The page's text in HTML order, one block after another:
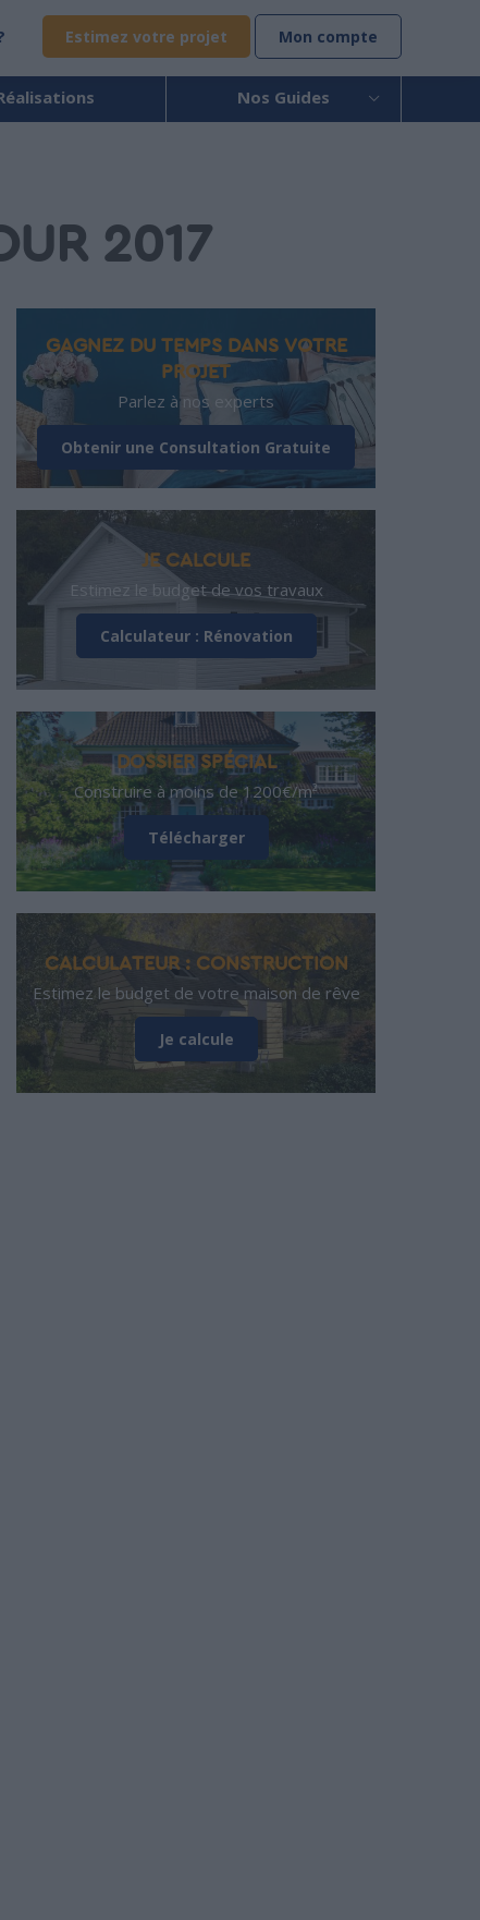
Estimez votre projet Mon compte
Nos Guides
2017
GAGNEZ DU TEMPS DANS VOTRE
PROJET
Parlez à nos experts
Obtenir une Consultation Gratuite
JE CALCULE
Estimez le budget de vos travaux
Calculateur : Rénovation
DOSSIER SPÉCIAL
Construire à moins de 1200€/m²
Télécharger
CALCULATEUR : CONSTRUCTION
Estimez le budget de votre maison de rêve
Je calcule